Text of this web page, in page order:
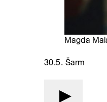
Magda
30.5. Šarm